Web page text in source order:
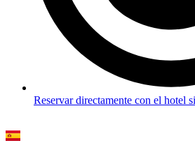
Reservar directamente con el hotel